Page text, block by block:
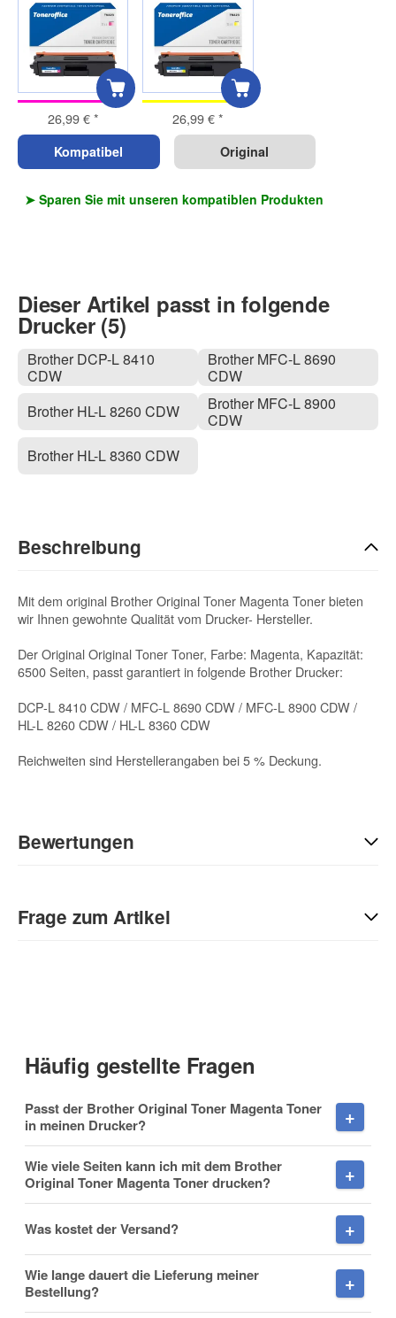
26,99 €* 26,99 €*
Kompatibel Original
➤ Sparen Sie mit unseren kompatiblen Produkten
Dieser Artikel passt in folgende
Drucker (5)
Brother DCP-L 8410
CDW
Brother HL-L 8260 CDW
Brother HL-L 8360 CDW
Brother MFC-L 8690
CDW
Brother MFC-L 8900
CDW
Beschreibung
Mit dem original Brother Original Toner Magenta Toner bieten
wir Ihnen gewohnte Qualität vom Drucker- Hersteller.
Der Original Original Toner Toner, Farbe: Magenta, Kapazität:
6500 Seiten, passt garantiert in folgende Brother Drucker:
DCP-L 8410 CDW / MFC-L 8690 CDW / MFC-L 8900 CDW /
HL-L 8260 CDW / HL-L 8360 CDW
Reichweiten sind Herstellerangaben bei 5 % Deckung.
Bewertungen
Sie Anderen bei der Kaufentscheidung:
Frage zum Artikel
Nachname
Firma
Häufig gestellte Fragen
Passt der Brother Original Toner Magenta Toner
in meinen Drucker?
Wie viele Seiten kann ich mit dem Brother
Original Toner Magenta Toner drucken?
Was kostet der Versand?
Wie lange dauert die Lieferung meiner
Bestellung?